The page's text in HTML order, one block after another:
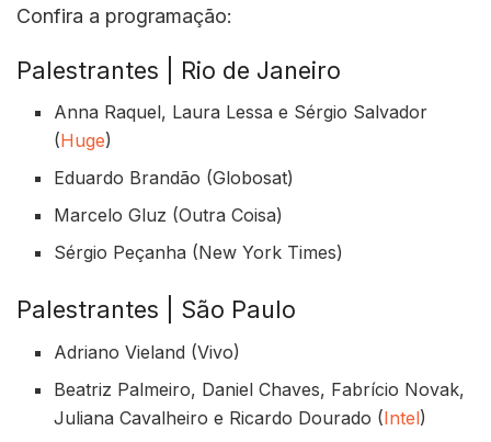
Confira a programação:
Palestrantes | Rio de Janeiro
Anna Raquel, Laura Lessa e Sérgio Salvador
(Huge)
Eduardo Brandão (Globosat)
Marcelo Gluz (Outra Coisa)
Sérgio Peçanha (New York Times)
Palestrantes | São Paulo
Adriano Vieland (Vivo)
Beatriz Palmeiro, Daniel Chaves, Fabrício Novak,
Juliana Cavalheiro e Ricardo Dourado (Intel)